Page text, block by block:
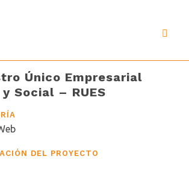
Único Empresarial
y Social – RUES
DEL PROYECTO